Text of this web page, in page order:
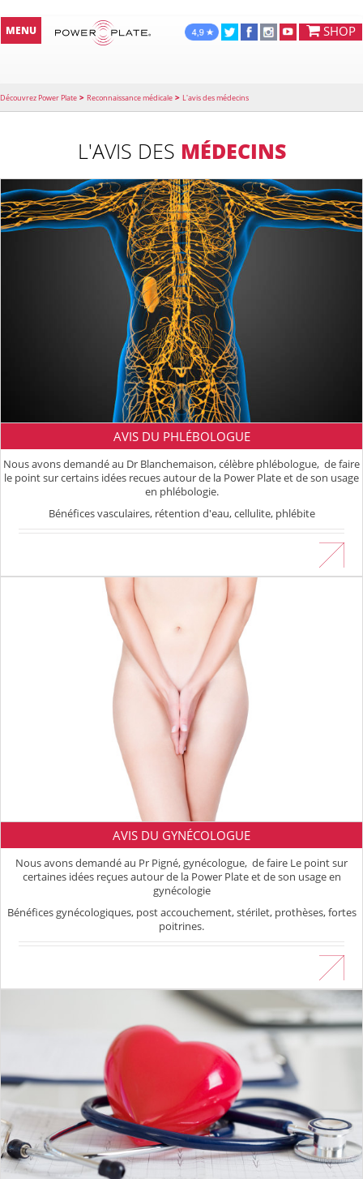
SHOP
MENU
Découvrez Power Plate > Reconnaissance médicale > L'avis des médecins
L'AVIS DES MÉDECINS
AVIS DU PHLÉBOLOGUE
Nous avons demandé au Dr Blanchemaison, célèbre phlébologue, de faire
le point sur certains idées recues autour de la Power Plate et de son usage
en phlébologie.
Bénéfices vasculaires, rétention d'eau, cellulite, phlébite
AVIS DU GYNÉCOLOGUE
Nous avons demandé au Pr Pigné, gynécologue, de faire Le point sur
certaines idées reçues autour de la Power Plate et de son usage en
gynécologie
Bénéfices gynécologiques, post accouchement, stérilet, prothèses, fortes
poitrines.